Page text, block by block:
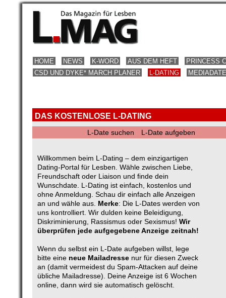
HOME NEWS K-WORD AUS DEM HEFT
PRINCESS
CSD UND DYKE* MARCH PLANER
L-DATING
DAS KOSTENLOSE L-DATING
L-Date suchen L-Date aufgeben
Willkommen beim L-Dating – dem einzigartigen
Dating-Portal für Lesben. Wähle zwischen Liebe,
Freundschaft oder Liaison und finde dein
Wunschdate. L-Dating ist einfach, kostenlos und
ohne Anmeldung. Schau dir einfach alle Anzeigen
an und wähle aus. Merke: Die L-Dates werden von
uns kontrolliert. Wir dulden keine Beleidigung,
Diskriminierung, Rassismus oder Sexismus! Wir
überprüfen jede aufgegebene Anzeige zeitnah!
Wenn du selbst ein L-Date aufgeben willst, lege
bitte eine neue Mailadresse nur für diesen Zweck
an (damit vermeidest du Spam-Attacken auf deine
übliche Mailadresse). Deine Anzeige ist 6 Wochen
online, dann wird sie automatisch gelöscht.